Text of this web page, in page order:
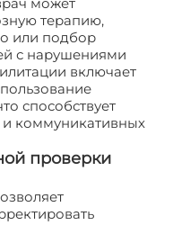
может
терапию,
или подбор
с нарушениями
включает
способствует
коммуникативных
проверки